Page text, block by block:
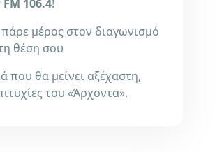
FM 106.4!
μέρος στον διαγωνισμό
θέση σου
που θα μείνει αξέχαστη,
του «Άρχοντα».